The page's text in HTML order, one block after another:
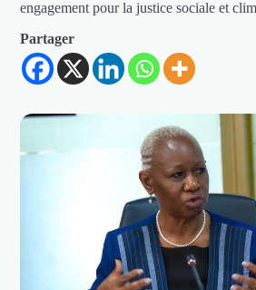
engagement pour la justice sociale et
Partager